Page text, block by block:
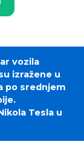
vozila
izražene u
po srednjem
Tesla u